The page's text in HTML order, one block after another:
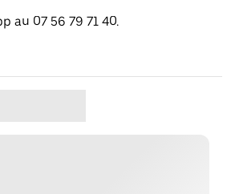
au 07 56 79 71 40.